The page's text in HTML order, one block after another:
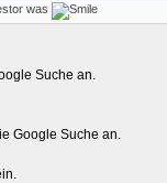
was
Suche an.
Google Suche an.